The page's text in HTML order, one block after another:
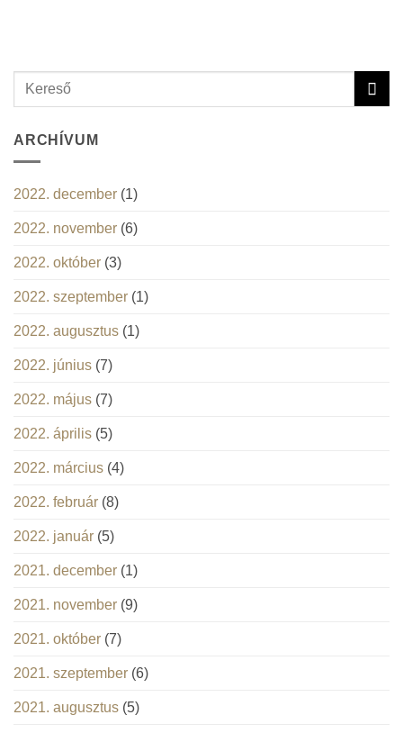
ARCHÍVUM
2022. december (1)
2022. november (6)
2022. október (3)
2022. szeptember (1)
2022. augusztus (1)
2022. június (7)
2022. május (7)
2022. április (5)
2022. március (4)
2022. február (8)
2022. január (5)
2021. december (1)
2021. november (9)
2021. október (7)
2021. szeptember (6)
2021. augusztus (5)